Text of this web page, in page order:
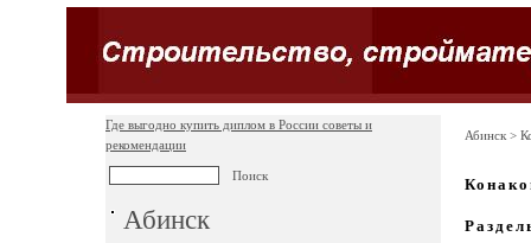
Где выгодно купить диплом в России советы и
рекомендации
Абинск
Абинск >